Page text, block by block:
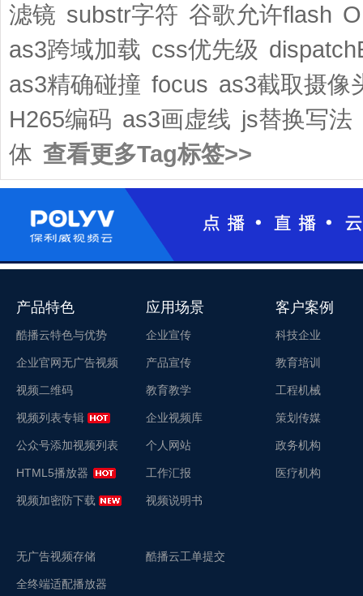
滤镜 substr字符 谷歌允许flash
as3跨域加载 css优先级
as3精确碰撞 focus as3截取摄像
H265编码 as3画虚线 js替换写法
体 查看更多Tag标签>>
产品特色
酷播云特色与优势
企业官网无广告视频
视频二维码
视频列表专辑
公众号添加视频列表
HTML5播放器
视频加密防下载
无广告视频存储
全终端适配播放器
应用场景
企业宣传
产品宣传
教育教学
企业视频库
个人网站
工作汇报
视频说明书
酷播云工单提交
客户案例
科技企业
教育培训
工程机械
策划传媒
政务机构
医疗机构